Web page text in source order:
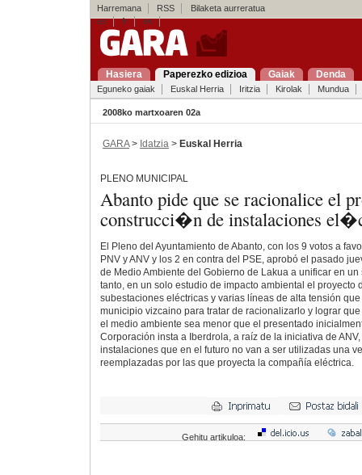
Harremana RSS
Bilaketa aurreratua
es
fr en
Hasiera Paperezko edizioa Gaiak Denda
Eguneko gaiak Euskal Herria Iritzia Kirolak Mundua
2008ko martxoaren 02a
GARA> Idatzia > Euskal Herria
PLENO MUNICIPAL
Abanto pide que se racionalice el
construcci�n de instalaciones
El Pleno del Ayuntamiento de Abanto, con los 9 votos a
PNV y ANV y los 2 en contra del PSE, aprobó el pasado
de Medio Ambiente del Gobierno de Lakua a unificar en
tanto, en un solo estudio de impacto ambiental el proyecto
subestaciones eléctricas y varias líneas de alta tensión
municipio vizcaino para tratar de racionalizarlo y lograr
el medio ambiente sea menor que el presentado
Corporación insta a Iberdrola, a raíz de la iniciativa de
instalaciones que en el futuro no van a ser utilizadas una
reemplazadas por las que proyecta la compañía eléctrica.
Gehitu artikuloa: